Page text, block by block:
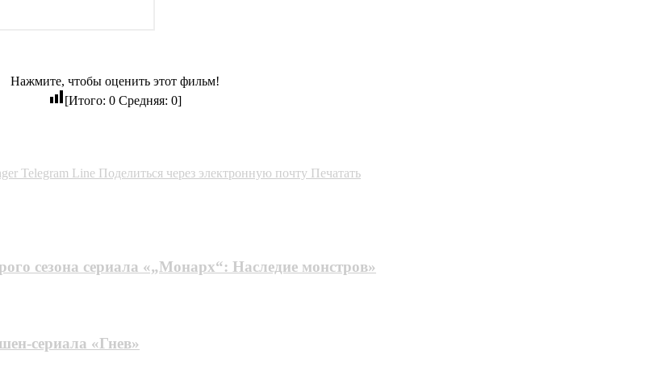
Нажмите, чтобы оценить этот фильм!
[Итого: 0Средняя: 0]
Telegram Line Поделиться через электронную почту Печатать
сезона сериала «„Монарх“: Наследие монстров»
сериала «Гнев»